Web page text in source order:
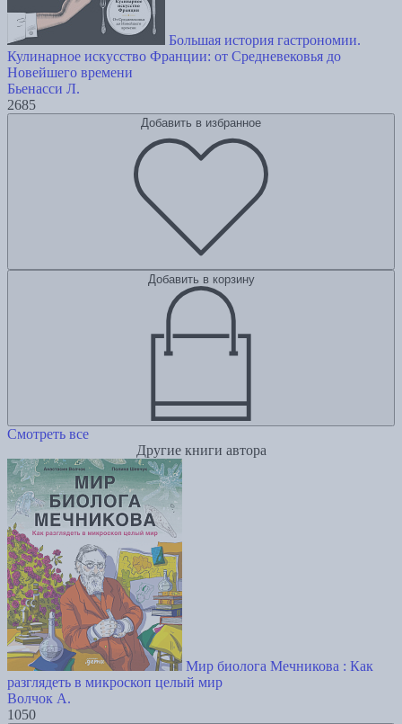
Большая история гастрономии.
Кулинарное искусство Франции: от Средневековья до
Новейшего времени
Бьенасси Л.
2685
Добавить в избранное
Добавить в корзину
Смотреть все
Другие книги автора
Мир биолога Мечникова : Как
разглядеть в микроскоп целый мир
Волчок А.
1050